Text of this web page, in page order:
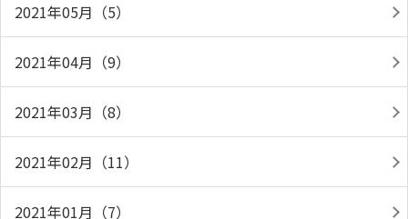
2021年05月（5）
2021年04月（9）
2021年03月（8）
2021年02月（11）
2021年01月（7）